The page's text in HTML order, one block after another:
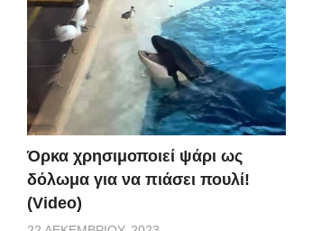
Όρκα χρησιμοποιεί ψάρι ως
δόλωμα για να πιάσει πουλί!
(Video)